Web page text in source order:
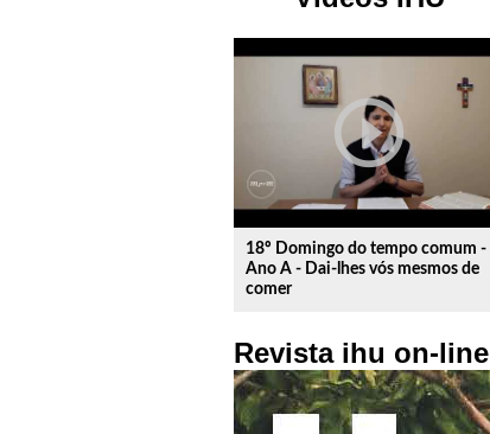
play_circle_outline
18º Domingo do tempo comum -
Ano A - Dai-lhes vós mesmos de
comer
Revista ihu on-line